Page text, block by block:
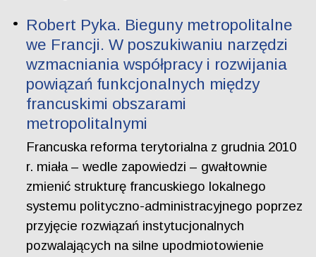
Robert Pyka. Bieguny metropolitalne
we Francji. W poszukiwaniu narzędzi
wzmacniania współpracy i rozwijania
powiązań funkcjonalnych między
francuskimi obszarami
metropolitalnymi
Francuska reforma terytorialna z grudnia 2010
r. miała – wedle zapowiedzi – gwałtownie
zmienić strukturę francuskiego lokalnego
systemu polityczno-administracyjnego poprzez
przyjęcie rozwiązań instytucjonalnych
pozwalających na silne upodmiotowienie